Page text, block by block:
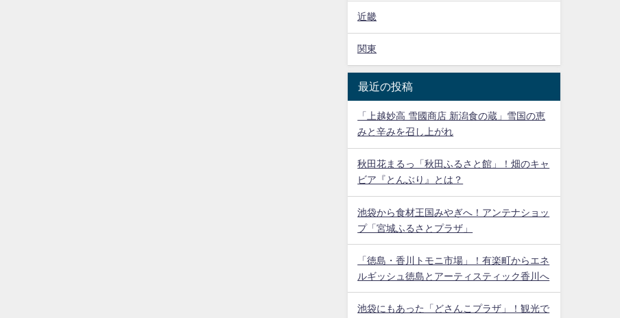
近畿
関東
最近の投稿
「上越妙高 雪國商店 新潟食の蔵」雪国の恵
みと辛みを召し上がれ
秋田花まるっ「秋田ふるさと館」！畑のキャ
ビア『とんぶり』とは？
池袋から食材王国みやぎへ！アンテナショッ
プ「宮城ふるさとプラザ」
「徳島・香川トモニ市場」！有楽町からエネ
ルギッシュ徳島とアーティスティック香川へ
池袋にもあった「どさんこプラザ」！観光で